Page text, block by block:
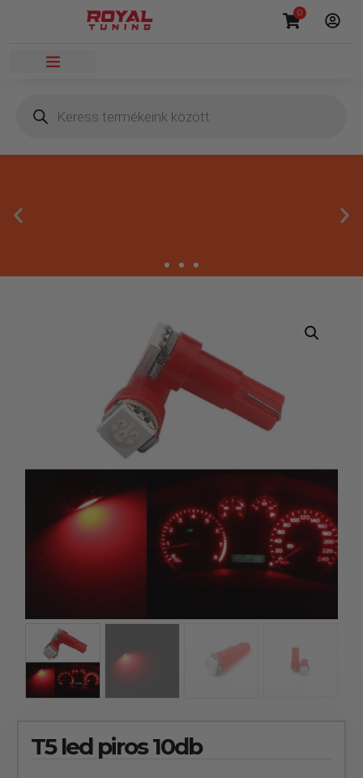
0
Gyors rendelésfeldolgozással segítünk, hogy hamar
kézhez kapd a csomagod.
T5 led piros 10db